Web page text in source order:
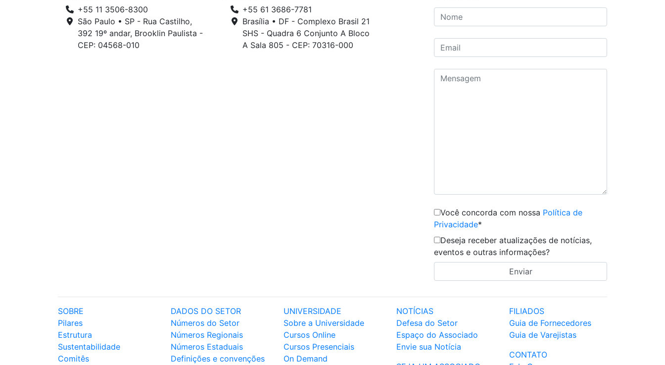
+55 11 3506-8300
São Paulo • SP - Rua Castilho,
392 19º andar, Brooklin Paulista -
CEP: 04568-010
+55 61 3686-7781
Brasília • DF - Complexo Brasil 21
SHS - Quadra 6 Conjunto A Bloco
A Sala 805 - CEP: 70316-000
Você concorda com nossa Política de
Privacidade*
Deseja receber atualizações de notícias,
eventos e outras informações?
SOBRE
Pilares
Estrutura
Sustentabilidade
Comitês
DADOS DO SETOR
Números do Setor
Números Regionais
Números Estaduais
Definições e convenções
UNIVERSIDADE
Sobre a Universidade
Cursos Online
Cursos Presenciais
On Demand
NOTÍCIAS
Defesa do Setor
Espaço do Associado
Envie sua Notícia
FILIADOS
Guia de Fornecedores
Guia de Varejistas
CONTATO